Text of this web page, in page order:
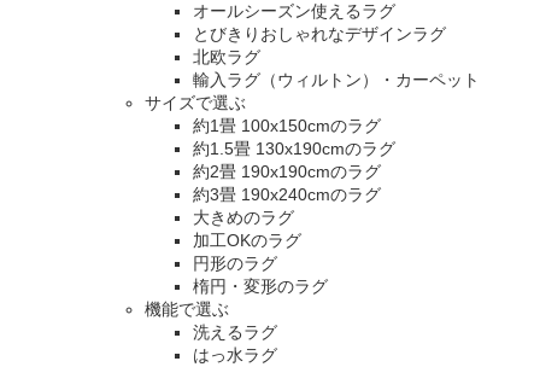
オールシーズン使えるラグ
とびきりおしゃれなデザインラグ
北欧ラグ
輸入ラグ（ウィルトン）・カーペット
サイズで選ぶ
約1畳 100x150cmのラグ
約1.5畳 130x190cmのラグ
約2畳 190x190cmのラグ
約3畳 190x240cmのラグ
大きめのラグ
加工OKのラグ
円形のラグ
楕円・変形のラグ
機能で選ぶ
洗えるラグ
はっ水ラグ